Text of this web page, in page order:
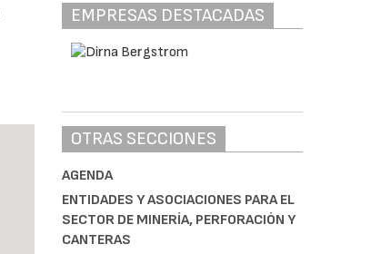
EMPRESAS DESTACADAS
OTRAS SECCIONES
AGENDA
ENTIDADES Y ASOCIACIONES PARA EL
SECTOR DE MINERÍA, PERFORACIÓN Y
CANTERAS